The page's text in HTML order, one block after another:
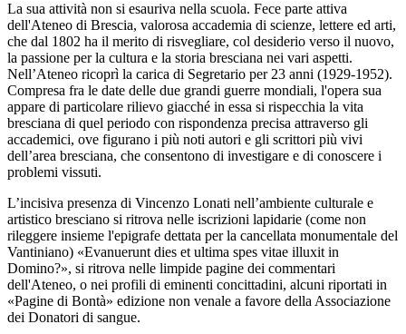
La sua attività non si esauriva nella scuola. Fece parte attiva
dell'Ateneo di Brescia, valorosa accademia di scienze, lettere ed arti,
che dal 1802 ha il merito di risvegliare, col desiderio verso il nuovo,
la passione per la cultura e la storia bresciana nei vari aspetti.
Nell’Ateneo ricoprì la carica di Segretario per 23 anni (1929-1952).
Compresa fra le date delle due grandi guerre mondiali, l'opera sua
appare di particolare rilievo giacché in essa si rispecchia la vita
bresciana di quel periodo con rispondenza precisa attraverso gli
accademici, ove figurano i più noti autori e gli scrittori più vivi
dell’area bresciana, che consentono di investigare e di conoscere i
problemi vissuti.
L’incisiva presenza di Vincenzo Lonati nell’ambiente culturale e
artistico bresciano si ritrova nelle iscrizioni lapidarie (come non
rileggere insieme l'epigrafe dettata per la cancellata monumentale del
Vantiniano) «Evanuerunt dies et ultima spes vitae illuxit in
Domino?», si ritrova nelle limpide pagine dei commentari
dell'Ateneo, o nei profili di eminenti concittadini, alcuni riportati in
«Pagine di Bontà» edizione non venale a favore della Associazione
dei Donatori di sangue.